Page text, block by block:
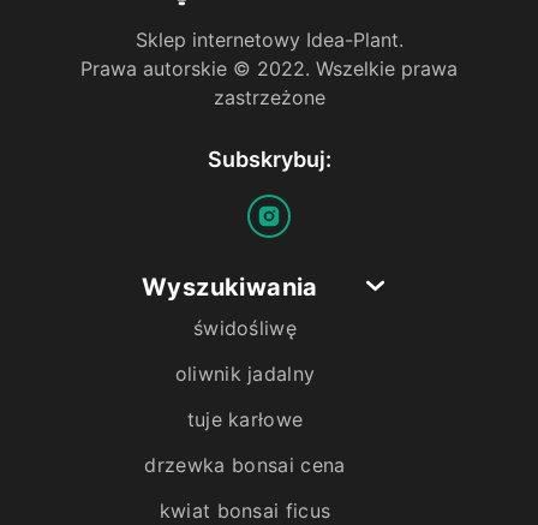
Sklep internetowy Idea-Plant.
Prawa autorskie © 2022. Wszelkie prawa
zastrzeżone
Subskrybuj:
Wyszukiwania
świdośliwę
oliwnik jadalny
tuje karłowe
drzewka bonsai cena
kwiat bonsai ficus